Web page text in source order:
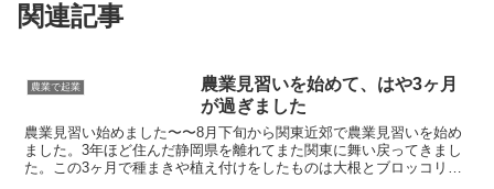
関連記事
農業で起業
農業見習いを始めて、はや3ヶ月
が過ぎました
農業見習い始めました〜〜8月下旬から関東近郊で農業見習いを始め
ました。3年ほど住んだ静岡県を離れてまた関東に舞い戻ってきまし
た。この3ヶ月で種まきや植え付けをしたものは大根とブロッコリー